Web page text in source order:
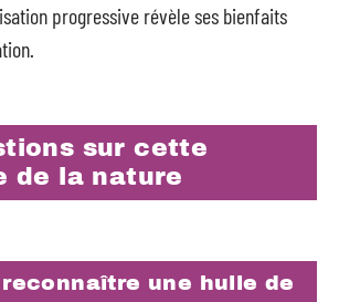
progressive révèle ses bienfaits
sur cette
de la nature
une huile de